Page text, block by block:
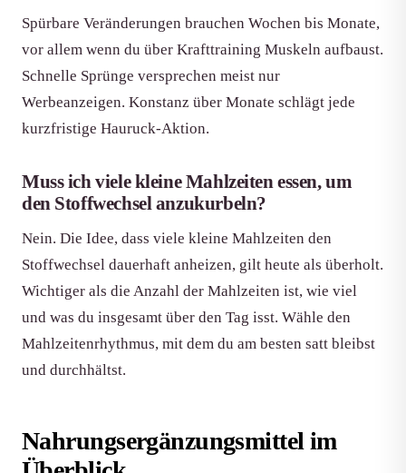
Spürbare Veränderungen brauchen Wochen bis Monate,
vor allem wenn du über Krafttraining Muskeln aufbaust.
Schnelle Sprünge versprechen meist nur
Werbeanzeigen. Konstanz über Monate schlägt jede
kurzfristige Hauruck-Aktion.
Muss ich viele kleine Mahlzeiten essen, um
den Stoffwechsel anzukurbeln?
Nein. Die Idee, dass viele kleine Mahlzeiten den
Stoffwechsel dauerhaft anheizen, gilt heute als überholt.
Wichtiger als die Anzahl der Mahlzeiten ist, wie viel
und was du insgesamt über den Tag isst. Wähle den
Mahlzeitenrhythmus, mit dem du am besten satt bleibst
und durchhältst.
Nahrungsergänzungsmittel im